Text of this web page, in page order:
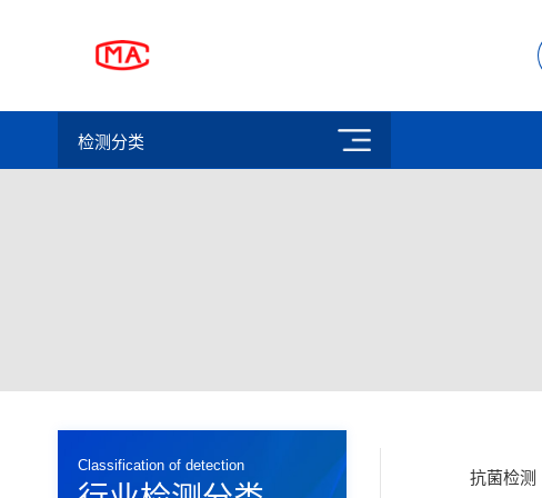
检测分类
Classification of detection
抗菌检测